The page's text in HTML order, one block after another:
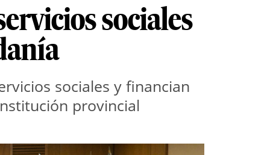
sociales
sociales y financian
provincial